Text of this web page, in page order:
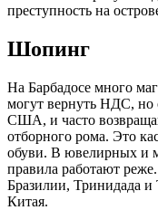
преступность на
Шопинг
На Барбадосе много
могут вернуть НДС, но
США, и часто
отборного рома. Это
обуви. В ювелирных и
правила работают
Бразилии, Тринидада и
Китая.